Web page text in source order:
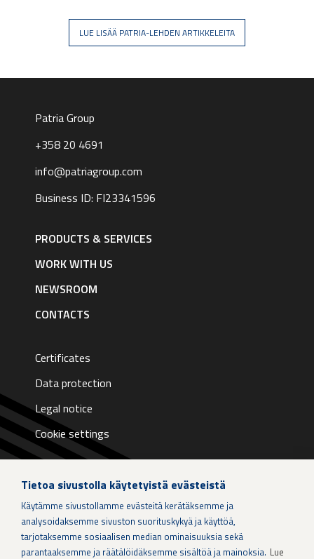
LUE LISÄÄ PATRIA-LEHDEN ARTIKKELEITA
Patria Group
+358 20 4691
info@patriagroup.com
Business ID: FI23341596
navigation
|PRODUCTS & SERVICES
WORK WITH US
NEWSROOM
CONTACTS
Certificates
Data protection
Legal notice
Cookie settings
LinkedIn
Instagram
Tietoa sivustolla käytetyistä evästeistä
Käytämme sivustollamme evästeitä kerätäksemme ja
analysoidaksemme sivuston suorituskykyä ja käyttöä,
tarjotaksemme sosiaalisen median ominaisuuksia sekä
parantaaksemme ja räätälöidäksemme sisältöä ja mainoksia. Lue